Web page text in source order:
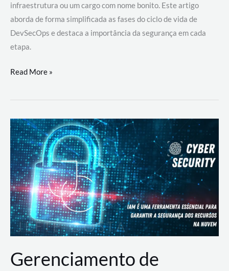
infraestrutura ou um cargo com nome bonito. Este artigo
aborda de forma simplificada as fases do ciclo de vida de
DevSecOps e destaca a importância da segurança em cada
etapa.
DevSecOps
Prática:
Desenvolvimento,
Segurança
e
Operações
Read More »
Gerenciamento de